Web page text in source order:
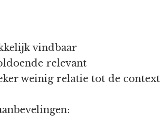
vindbaar
relevant
weinig relatie tot de context